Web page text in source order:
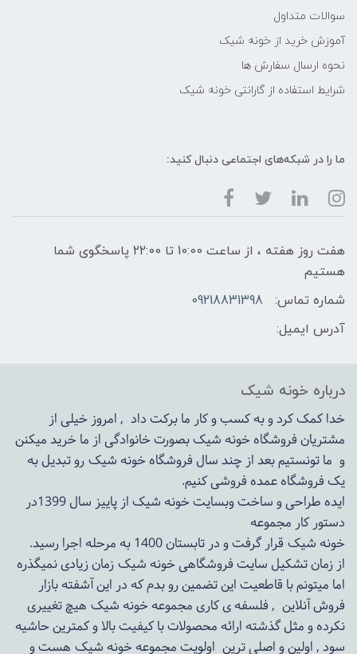
سوالات متداول
آموزش خرید از خونه شیک
نحوه ارسال سفارش ها
شرایط استفاده از گارانتی خونه شیک
ما را در شبکه‌های اجتماعی دنبال کنید:
هفت روز هفته ، از ساعت 10:00 تا 22:00 پاسخگوی شما
هستیم
شماره تماس:
09218831398
آدرس ایمیل:
درباره خونه شیک
خدا کمک کرد و به کسب و کار ما برکت داد , امروز خیلی از
مشتریان فروشگاه خونه شیک بصورت خانوادگی از ما خرید میکنن
و ما تونستیم بعد از چند سال فروشگاهخونه شیکرو تبدیل به
یک فروشگاه عمده فروشی کنیم.
ایده طراحی و ساخت وبسایت خونه شیک از پاییز سال 1399در
دستور کار مجموعه
خونه شیک قرار گرفت و در تابستان 1400 به مرحله اجرا رسید.
از زمان تشکیل سایت فروشگاهیخونه شیکزمان زیادی نمیگذره
اما میتونم با قاطعیت این تضمین رو بدم که در این آشفته بازار
فروش آنلاین , فلسفه ی کاری مجموعهخونه شیک هیچ تغییری
نکرده و مثل گذشته ارائه محصولات با کیفیت بالا و کمترین حاشیه
سود , اولین و اصلی ترین اولویت مجموعهخونه شیک هست و